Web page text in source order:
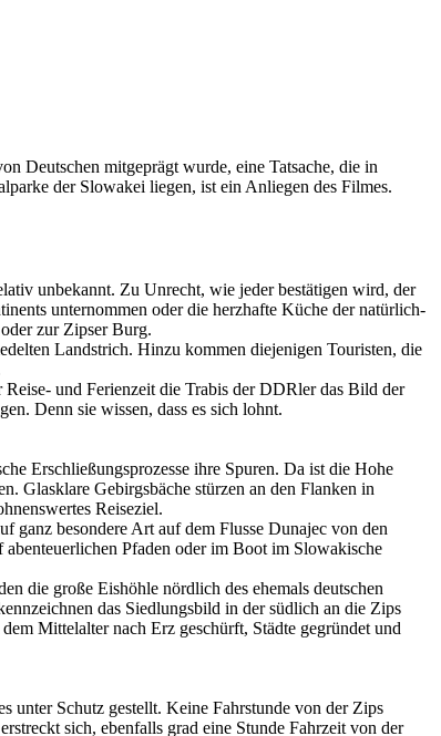
Deutschen mitgeprägt wurde, eine Tatsache, die in
der Slowakei liegen, ist ein Anliegen des Filmes.
unbekannt. Zu Unrecht, wie jeder bestätigen wird, der
unternommen oder die herzhafte Küche der natürlich-
zur Zipser Burg.
Landstrich. Hinzu kommen diejenigen Touristen, die
und Ferienzeit die Trabis der DDRler das Bild der
Denn sie wissen, dass es sich lohnt.
Erschließungsprozesse ihre Spuren. Da ist die Hohe
Glasklare Gebirgsbäche stürzen an den Flanken in
Reiseziel.
ganz besondere Art auf dem Flusse Dunajec von den
Pfaden oder im Boot im Slowakische
die große Eishöhle nördlich des ehemals deutschen
das Siedlungsbild in der südlich an die Zips
Mittelalter nach Erz geschürft, Städte gegründet und
unter Schutz gestellt. Keine Fahrstunde von der Zips
sich, ebenfalls grad eine Stunde Fahrzeit von der